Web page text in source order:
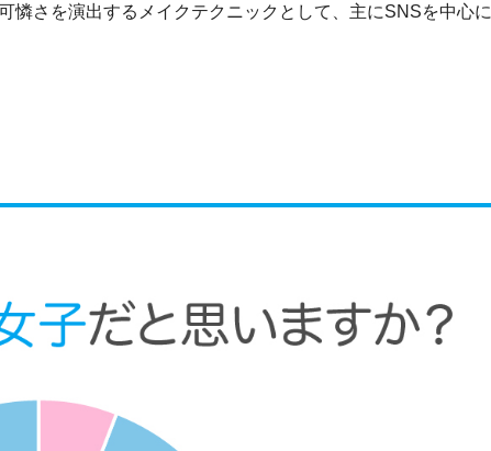
憐さを演出するメイクテクニックとして、主にSNSを中心に